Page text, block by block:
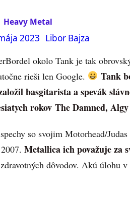
Heavy Metal
2023 Libor Bajza
Bordel okolo Tank je tak
rieši len Google.
Tank
basgitarista a spevák
rokov The Damned,
so svojim Motorhead/
Metallica ich považuje za
dôvodov. Akú úlohu